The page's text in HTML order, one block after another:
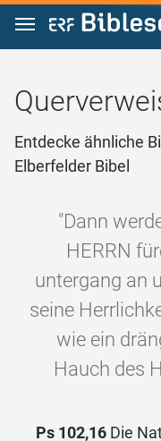
Zum Inhalt springen
Entdecke ähnliche
Elberfelder Bibel
"Dann
HERRN
untergang an
seine
wie ein
Hauch des
Ps 102,16 Die